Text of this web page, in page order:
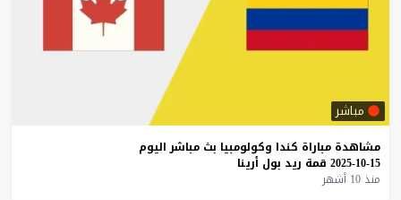
مباشر
مشاهدة مباراة كندا وكولومبيا بث مباشر اليوم
15-10-2025
قمة ريد بول أرينا
منذ 10 أشهر